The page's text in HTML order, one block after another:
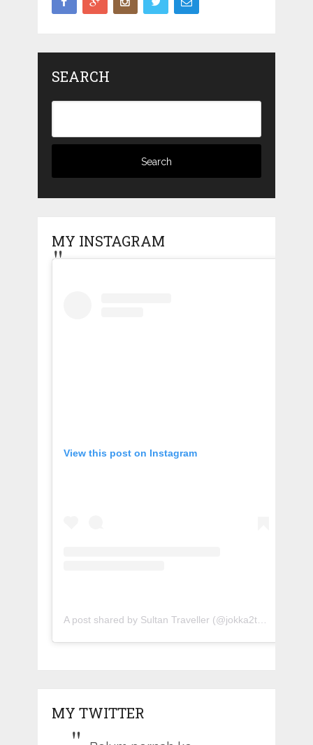
SEARCH
MY INSTAGRAM
View this post on Instagram
A post shared by Sultan Traveller (@jokka2traveller)
MY TWITTER